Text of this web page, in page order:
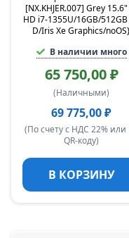
[NX.KHJER.007] Grey
HD i7-1355U/16GB/512GB
D/Iris Xe Graphics/
В наличии много
65 750,00 ₽
(Наличными)
69 775,00 ₽
(По счету с НДС 22% или
QR-коду)
В КОРЗИНУ